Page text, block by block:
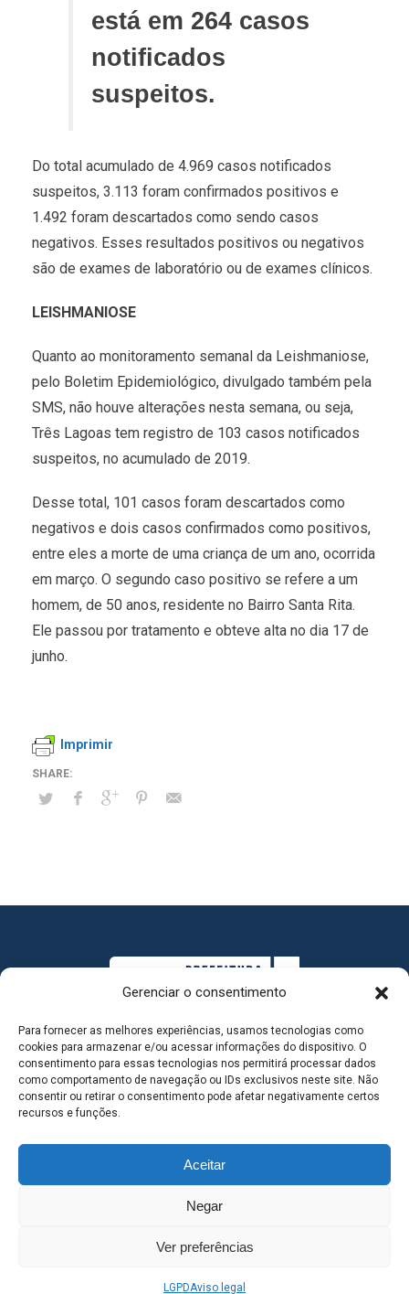
Gerenciar o consentimento
Para fornecer as melhores experiências, usamos tecnologias como
cookies para armazenar e/ou acessar informações do dispositivo. O
consentimento para essas tecnologias nos permitirá processar dados
como comportamento de navegação ou IDs exclusivos neste site. Não
consentir ou retirar o consentimento pode afetar negativamente certos
recursos e funções.
Aceitar
Negar
Ver preferências
LGPDAviso legal
está em 264 casos
notificados
suspeitos.
Do total acumulado de 4.969 casos notificados
suspeitos, 3.113 foram confirmados positivos e
1.492 foram descartados como sendo casos
negativos. Esses resultados positivos ou negativos
são de exames de laboratório ou de exames clínicos.
LEISHMANIOSE
Quanto ao monitoramento semanal da Leishmaniose,
pelo Boletim Epidemiológico, divulgado também pela
SMS, não houve alterações nesta semana, ou seja,
Três Lagoas tem registro de 103 casos notificados
suspeitos, no acumulado de 2019.
Desse total, 101 casos foram descartados como
negativos e dois casos confirmados como positivos,
entre eles a morte de uma criança de um ano, ocorrida
em março. O segundo caso positivo se refere a um
homem, de 50 anos, residente no Bairro Santa Rita.
Ele passou por tratamento e obteve alta no dia 17 de
junho.
Imprimir
MAPA DO SITE
SEDE DO ADMINISTRATIVO MUNICIPAL - Avenida